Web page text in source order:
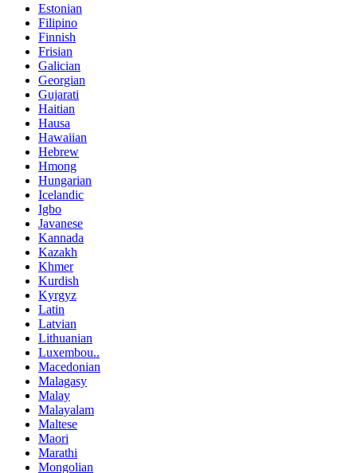
Estonian
Filipino
Finnish
Frisian
Galician
Georgian
Gujarati
Haitian
Hausa
Hawaiian
Hebrew
Hmong
Hungarian
Icelandic
Igbo
Javanese
Kannada
Kazakh
Khmer
Kurdish
Kyrgyz
Latin
Latvian
Lithuanian
Luxembou..
Macedonian
Malagasy
Malay
Malayalam
Maltese
Maori
Marathi
Mongolian